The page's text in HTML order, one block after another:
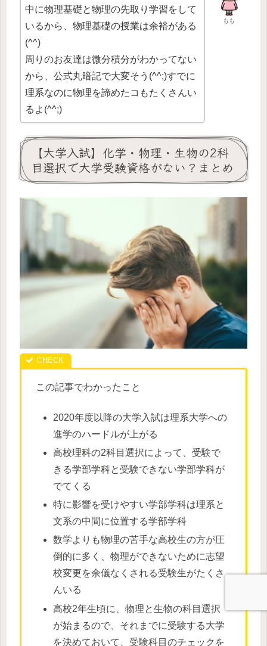
もも
中に物理基礎と物理の先取り学習をして
いるから、物理基礎の授業は余裕がある
(^^)
周りのお友達は微分積分がわかってない
から、公式丸暗記で大変そう(^^;)すでに
理系なのに物理を諦めたコもたくさんい
るよ(^^;)
【大学入試】化学・物理・生物の2科
目選択で大学受験資格がない？まとめ
この記事でわかったこと
2020年度以降の大学入試は理系大学への
進学のハードルが上がる
高校理科の2科目選択によって、受験で
きる学部学科と受験できない学部学科が
でてくる
特に影響を受けやすい学部学科は理系と
文系の中間に位置する学部学科
数学よりも物理の苦手な高校生の方が圧
倒的に多く、物理ができないために志望
校変更を余儀なくされる受験生がたくさ
んいる
高校2年生頃に、物理と生物の科目選択
が始まるので、それまでに受験する大学
を決めておいて、受験科目のチェックを